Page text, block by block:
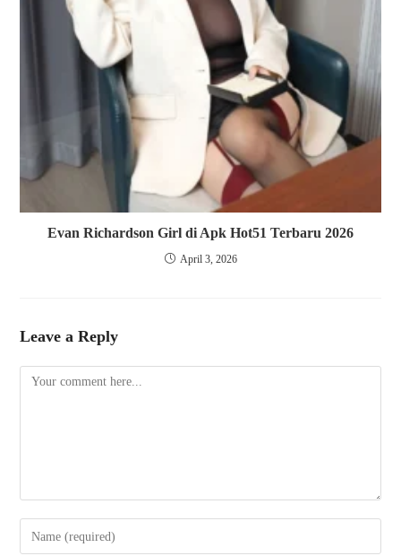
Evan Richardson Girl di Apk Hot51 Terbaru 2026
April 3, 2026
Leave a Reply